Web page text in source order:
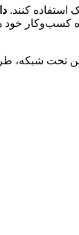
استفاده کنند.
کسب‌وکار